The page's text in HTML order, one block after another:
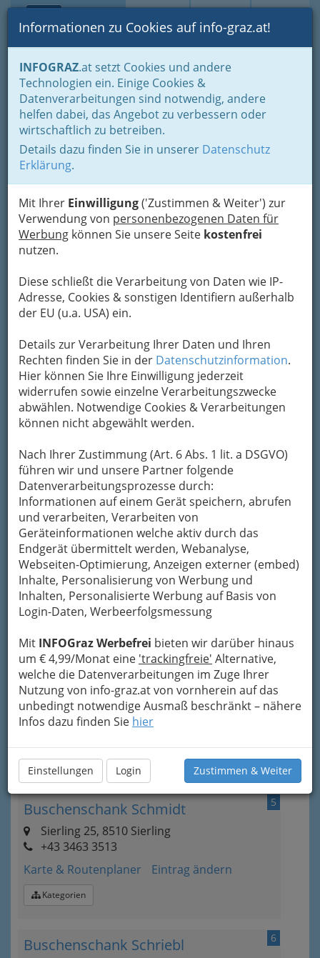
Suche Login Toggle
Informationen zu Cookies auf info-graz.at!
INFOGRAZ.at setzt Cookies und andere
Technologien ein. Einige Cookies &
Datenverarbeitungen sind notwendig, andere
helfen dabei, das Angebot zu verbessern oder
wirtschaftlich zu betreiben.
Details dazu finden Sie in unserer Datenschutz
Erklärung.
Mit Ihrer Einwilligung('Zustimmen & Weiter') zur
Verwendung von personenbezogenen Daten für
Werbung können Sie unsere Seite kostenfrei
nutzen.
Diese schließt die Verarbeitung von Daten wie IP-
Adresse, Cookies & sonstigen Identifiern außerhalb
der EU (u.a. USA) ein.
Details zur Verarbeitung Ihrer Daten und Ihren
Rechten finden Sie in der Datenschutzinformation.
Hier können Sie Ihre Einwilligung jederzeit
widerrufen sowie einzelne Verarbeitungszwecke
abwählen. Notwendige Cookies & Verarbeitungen
können nicht abgewählt werden.
Nach Ihrer Zustimmung (Art. 6 Abs. 1 lit. a DSGVO)
führen wir und unsere Partner folgende
Datenverarbeitungsprozesse durch:
Informationen auf einem Gerät speichern, abrufen
und verarbeiten, Verarbeiten von
Geräteinformationen welche aktiv durch das
Endgerät übermittelt werden, Webanalyse,
Webseiten-Optimierung, Anzeigen externer (embed)
Inhalte, Personalisierung von Werbung und
Inhalten, Personalisierte Werbung auf Basis von
Login-Daten, Werbeerfolgsmessung
Mit INFOGraz Werbefrei bieten wir darüber hinaus
um € 4,99/Monat eine 'trackingfreie' Alternative,
welche die Datenverarbeitungen im Zuge Ihrer
Nutzung von info-graz.at von vornherein auf das
unbedingt notwendige Ausmaß beschränkt – nähere
Infos dazu finden Sie hier
Einstellungen Login Zustimmen & Weiter
Home Lifestyle
Hoamat - Steiermark - unsere Heimat
Buschenschank
Buschenschänke in Stainz
Buschenschänke in Stainz
Bezirksauswahl
Alle Bezirke
1
Buschenschank Ertl Johann
Rassach 27, 8510 Stainz
Karte & Routenplaner
Eintrag ändern
Kategorien
2
Buschenschank Jud
Schilchergasse 8, 8510 Stainz
+43 3463 2344
E-Mail
Karte & Routenplaner
Kategorien
3
Buschenschank Lesky
Rosenkogel 45, 8510 Marhof
+43 3463 2071
Karte & Routenplaner
Eintrag ändern
Kategorien
4
Franz Reinbacher Buschenschank
Reinbacher
Stallhof 10, 8510 Stainz
+43 3463 2881
Kategorien
5
Buschenschank Schmidt
Sierling 25, 8510 Sierling
+43 3463 3513
Karte & Routenplaner
Eintrag ändern
Kategorien
6
Buschenschank Schriebl